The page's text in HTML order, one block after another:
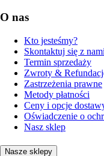
O nas
Kto jesteśmy?
Skontaktuj się z nami
Termin sprzedaży
Zwroty &
Zastrzeżenia prawne
Metody płatności
Ceny i opcje
Oświadczenie o
Nasz sklep
Nasze sklepy